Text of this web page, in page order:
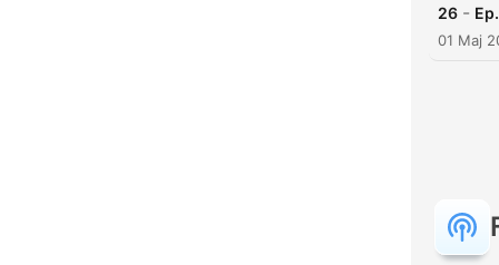
26 -
01 Maj